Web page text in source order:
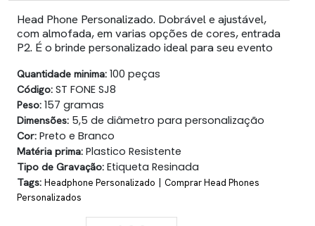
Head Phone Personalizado. Dobrável e ajustável,
com almofada, em varias opções de cores, entrada
P2. É o brinde personalizado ideal para seu evento
Quantidade minima: 100 peças
Código: ST FONE SJ8
Peso: 157 gramas
Dimensões: 5,5 de diâmetro para personalização
Cor: Preto e Branco
Matéria prima: Plastico Resistente
Tipo de Gravação: Etiqueta Resinada
Tags: Headphone Personalizado | Comprar Head Phones
Personalizados